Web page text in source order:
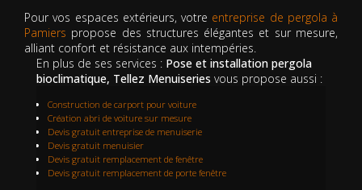
Pour vos espaces extérieurs, votre entreprise de pergola à
Pamiers propose des structures élégantes et sur mesure,
alliant confort et résistance aux intempéries.
En plus de ses services : Pose et installation pergola
bioclimatique, Tellez Menuiseries vous propose aussi :
Construction de carport pour voiture
Création abri de voiture sur mesure
Devis gratuit entreprise de menuiserie
Devis gratuit menuisier
Devis gratuit remplacement de fenêtre
Devis gratuit remplacement de porte fenêtre